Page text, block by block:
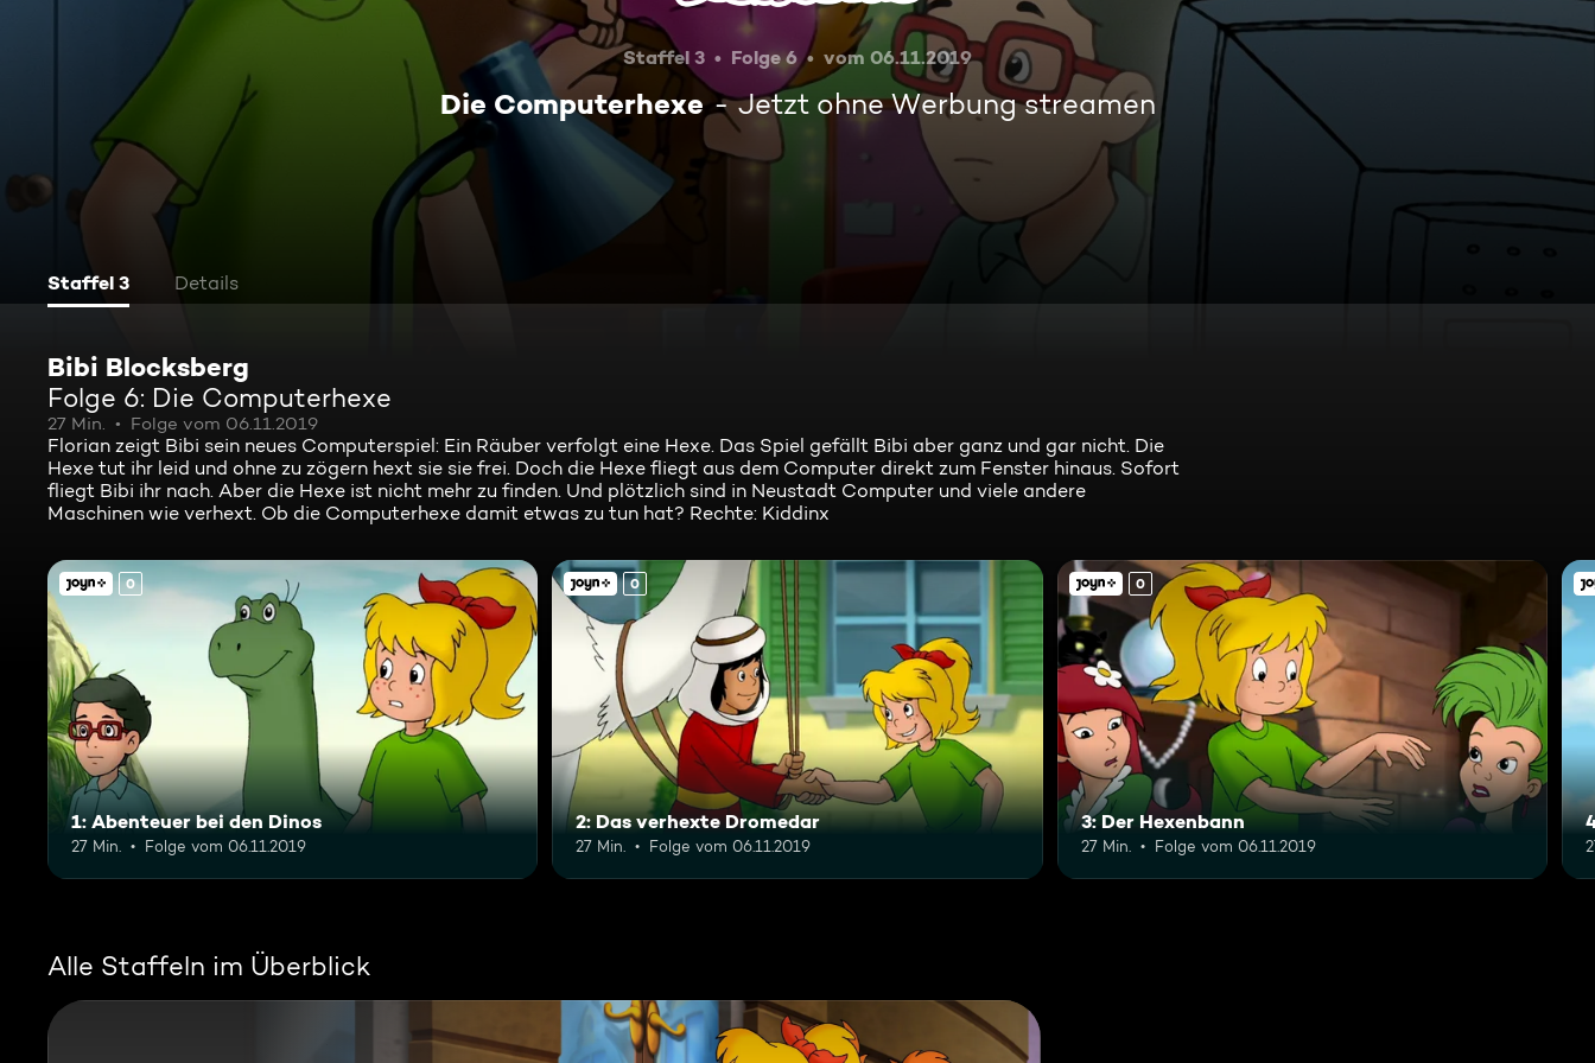
Staffel 3 Folge 6 vom 06.11.2019
Die Computerhexe Jetzt ohne Werbung streamen
Staffel 3 Details
Bibi Blocksberg
Folge 6: Die Computerhexe
27 Min. Folge vom 06.11.2019
Florian zeigt Bibi sein neues Computerspiel: Ein Räuber verfolgt eine Hexe. Das Spiel gefällt Bibi aber ganz und gar nicht. Die
Hexe tut ihr leid und ohne zu zögern hext sie sie frei. Doch die Hexe fliegt aus dem Computer direkt zum Fenster hinaus. Sofort
fliegt Bibi ihr nach. Aber die Hexe ist nicht mehr zu finden. Und plötzlich sind in Neustadt Computer und viele andere
Maschinen wie verhext. Ob die Computerhexe damit etwas zu tun hat? Rechte: Kiddinx
0
1: Abenteuer bei den Dinos
27 Min. Folge vom 06.11.2019
0
2: Das verhexte Dromedar
27 Min. Folge vom 06.11.2019
0
3: Der Hexenbann
27 Min. Folge vom 06.11.2019
Alle Staffeln im Überblick